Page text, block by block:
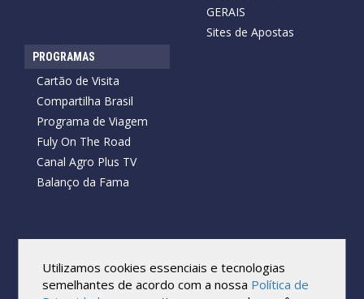
GERAIS
Sites de Apostas
PROGRAMAS
Cartão de Visita
Compartilha Brasil
Programa de Viagem
Fuly On The Road
Canal Agro Plus TV
Balanço da Fama
Todos os direitos reservados.
Reprodução no todo ou em parte sob qualquer forma ou meio,
sem expressa autorização por escrito do Cartão de Visita, é
Utilizamos cookies essenciais e tecnologias
semelhantes de acordo com a nossa Política de